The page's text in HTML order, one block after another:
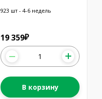
923 шт - 4-6 недель
19 359₽
В корзину